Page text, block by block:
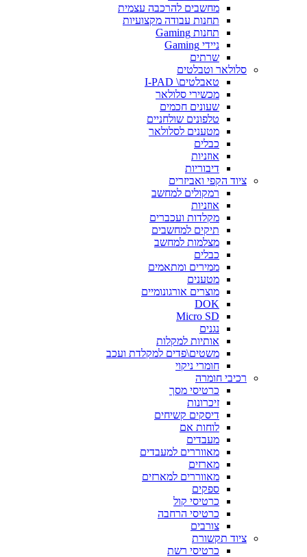
מחשבים להרכבה עצמית
תחנות עבודה מקצועיות
תחנות Gaming
ניידי Gaming
שרתים
סלולאר וטבלטים
טאבלטים\ I-PAD
מכשירי סלולאר
שעונים חכמים
טלפונים שולחניים
מטענים לסלולאר
כבלים
אוזניות
דיבוריות
ציוד הקפי ואביזרים
רמקולים למחשב
אוזניות
מקלדות ועכברים
תיקים למחשבים
מצלמות למחשב
כבלים
ממירים ומתאמים
מטענים
מוצרים אורגונומיים
DOK
Micro SD
נגנים
אותיות למקלות
משטים\פדים למקלדת ועכב
חומרי ניקוי
רכיבי חומרה
כרטיסי מסך
זיכרונות
דיסקים קשיחים
לוחות אם
מעבדים
מאווררים למעבדים
מארזים
מאווררים למארזים
ספקים
כרטיסי קול
כרטיסי הרחבה
צורבים
ציוד תקשורת
כרטיסי רשת